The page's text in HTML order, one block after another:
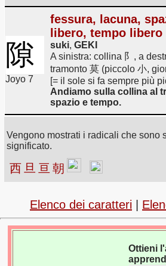
隙
Joyo 7
fessura, lacuna,
libero, tempo libero
suki, GEKI
A sinistra: collina 阝, a
tramonto 莫 (piccolo 小,
[= il sole si fa sempre più
Andiamo sulla collina al
spazio e tempo.
Vengono mostrati i radicali che sono
significato.
西 旦 亘 朝
Elenco dei caratteri
Ottieni